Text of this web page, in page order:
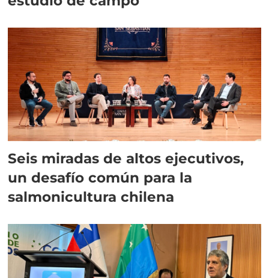
Seis miradas de altos ejecutivos,
un desafío común para la
salmonicultura chilena